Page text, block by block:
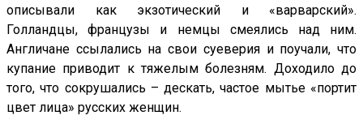
описывали как экзотический и «варварский».
Голландцы, французы и немцы смеялись над ним.
Англичане ссылались на свои суеверия и поучали, что
купание приводит к тяжелым болезням. Доходило до
того, что сокрушались – дескать, частое мытье «портит
цвет лица» русских женщин.